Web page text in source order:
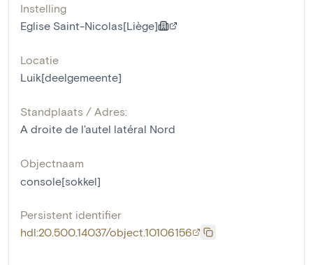
Instelling
Eglise Saint-Nicolas[Liège]
Locatie
Luik[deelgemeente]
Standplaats / Adres:
A droite de l'autel latéral Nord
Objectnaam
console[sokkel]
Persistent identifier
hdl:20.500.14037/object.10106156